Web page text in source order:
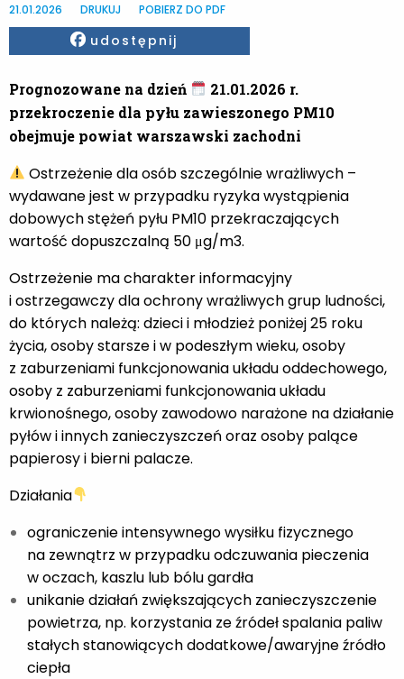
21.01.2026 DRUKUJ POBIERZ DO PDF
Facebook
udostępnij
Prognozowane na dzień
21.01.2026 r.
przekroczenie dla pyłu zawieszonego PM10
obejmuje powiat warszawski zachodni
Ostrzeżenie dla osób szczególnie wrażliwych –
wydawane jest w przypadku ryzyka wystąpienia
dobowych stężeń pyłu PM10 przekraczających
wartość dopuszczalną 50 μg/m3.
Ostrzeżenie ma charakter informacyjny
i ostrzegawczy dla ochrony wrażliwych grup ludności,
do których należą: dzieci i młodzież poniżej 25 roku
życia, osoby starsze i w podeszłym wieku, osoby
z zaburzeniami funkcjonowania układu oddechowego,
osoby z zaburzeniami funkcjonowania układu
krwionośnego, osoby zawodowo narażone na działanie
pyłów i innych zanieczyszczeń oraz osoby palące
papierosy i bierni palacze.
Działania
ograniczenie intensywnego wysiłku fizycznego
na zewnątrz w przypadku odczuwania pieczenia
w oczach, kaszlu lub bólu gardła
unikanie działań zwiększających zanieczyszczenie
powietrza, np. korzystania ze źródeł spalania paliw
stałych stanowiących dodatkowe/awaryjne źródło
ciepła